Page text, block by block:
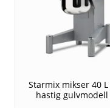
Starmix mikser 40 L
hastig gulvmodell